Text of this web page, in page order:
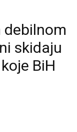
debilnom
skidaju
BiH